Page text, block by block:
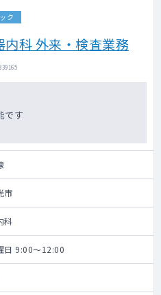
ク
内科 外来・検査業務
です
市
科
日 9:00～12:00